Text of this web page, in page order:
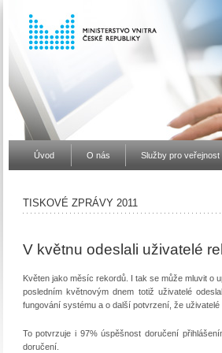
Úvod O nás Služby pro veřejnost
TISKOVÉ ZPRÁVY 2011
V květnu odeslali uživatelé
Květen jako měsíc rekordů. I tak se může mluvit o
posledním květnovým dnem totiž uživatelé
fungování systému a o další potvrzení, že
To potvrzuje i 97% úspěšnost doručení
doručení.